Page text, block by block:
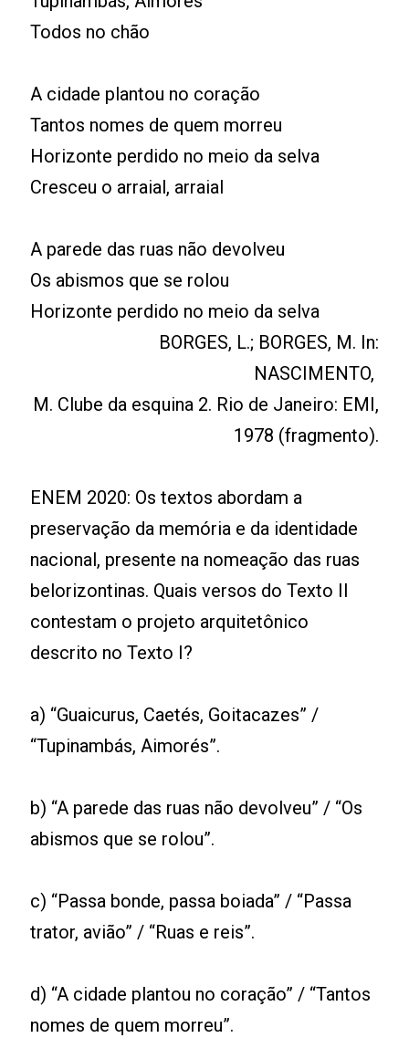
Todos no chão
A cidade plantou no coração
Tantos nomes de quem morreu
Horizonte perdido no meio da selva
Cresceu o arraial, arraial
A parede das ruas não devolveu
Os abismos que se rolou
Horizonte perdido no meio da selva
BORGES, L.; BORGES, M. In:
NASCIMENTO,
M. Clube da esquina 2. Rio de Janeiro: EMI,
1978 (fragmento).
ENEM 2020: Os textos abordam a
preservação da memória e da identidade
nacional, presente na nomeação das ruas
belorizontinas. Quais versos do Texto II
contestam o projeto arquitetônico
descrito no Texto I?
a) “Guaicurus, Caetés, Goitacazes” /
“Tupinambás, Aimorés”.
b) “A parede das ruas não devolveu” / “Os
abismos que se rolou”.
c) “Passa bonde, passa boiada” / “Passa
trator, avião” / “Ruas e reis”.
d) “A cidade plantou no coração” / “Tantos
nomes de quem morreu”.